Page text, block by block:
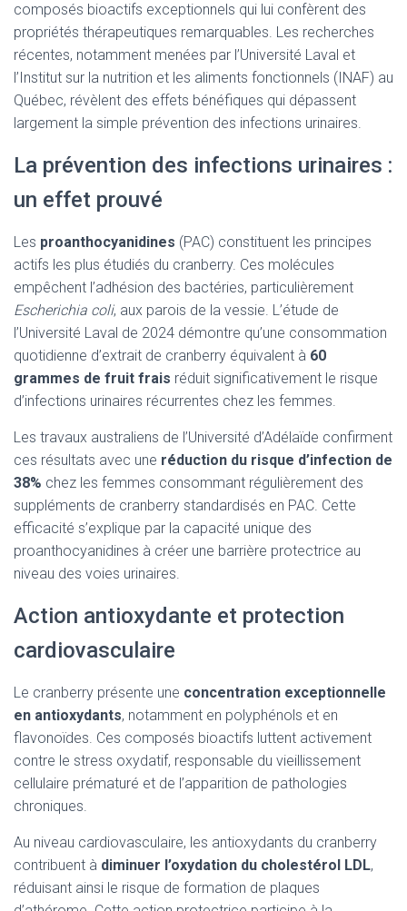
composés bioactifs exceptionnels qui lui confèrent des
propriétés thérapeutiques remarquables. Les recherches
récentes, notamment menées par l’Université Laval et
l’Institut sur la nutrition et les aliments fonctionnels (INAF) au
Québec, révèlent des effets bénéfiques qui dépassent
largement la simple prévention des infections urinaires.
La prévention des infections urinaires :
un effet prouvé
Les proanthocyanidines (PAC) constituent les principes
actifs les plus étudiés du cranberry. Ces molécules
empêchent l’adhésion des bactéries, particulièrement
Escherichia coli, aux parois de la vessie. L’étude de
l’Université Laval de 2024 démontre qu’une consommation
quotidienne d’extrait de cranberry équivalent à 60
grammes de fruit frais réduit significativement le risque
d’infections urinaires récurrentes chez les femmes.
Les travaux australiens de l’Université d’Adélaïde confirment
ces résultats avec une réduction du risque d’infection de
38% chez les femmes consommant régulièrement des
suppléments de cranberry standardisés en PAC. Cette
efficacité s’explique par la capacité unique des
proanthocyanidines à créer une barrière protectrice au
niveau des voies urinaires.
Action antioxydante et protection
cardiovasculaire
Le cranberry présente une concentration exceptionnelle
en antioxydants, notamment en polyphénols et en
flavonoïdes. Ces composés bioactifs luttent activement
contre le stress oxydatif, responsable du vieillissement
cellulaire prématuré et de l’apparition de pathologies
chroniques.
Au niveau cardiovasculaire, les antioxydants du cranberry
contribuent à diminuer l’oxydation du cholestérol LDL,
réduisant ainsi le risque de formation de plaques